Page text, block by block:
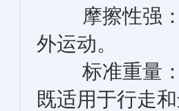
摩擦性强：
外运动。
标准重量：
既适用于行走